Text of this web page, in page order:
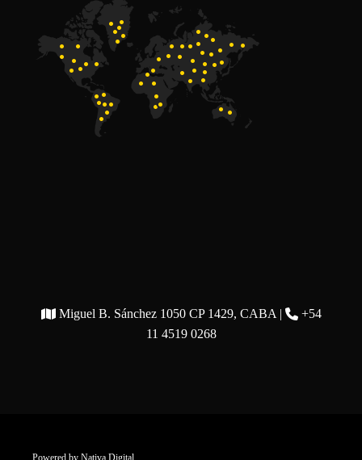
Miguel B. Sánchez 1050 CP 1429, CABA |
+54
11 4519 0268
Powered by Nativa Digital